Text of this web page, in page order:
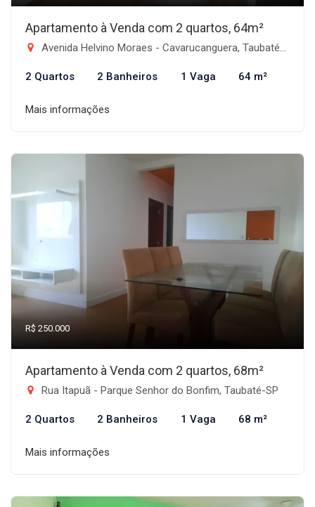
Apartamento à Venda com 2 quartos, 64m²
Avenida Helvino Moraes - Cavarucanguera, Taubaté-SP
2 Quartos 2 Banheiros 1 Vaga 64 m²
Mais informações
R$ 250.000
Apartamento à Venda com 2 quartos, 68m²
Rua Itapuã - Parque Senhor do Bonfim, Taubaté-SP
2 Quartos 2 Banheiros 1 Vaga 68 m²
Mais informações